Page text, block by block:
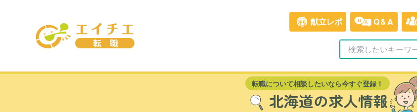
献立レポ Q&A
転職について相談したいなら今すぐ登録！
北海道の求人情報